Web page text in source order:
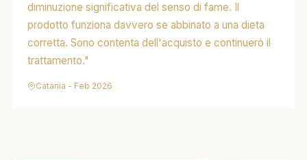
diminuzione significativa del senso di fame. Il
prodotto funziona davvero se abbinato a una dieta
corretta. Sono contenta dell'acquisto e continuerò il
trattamento."
Catania - Feb 2026